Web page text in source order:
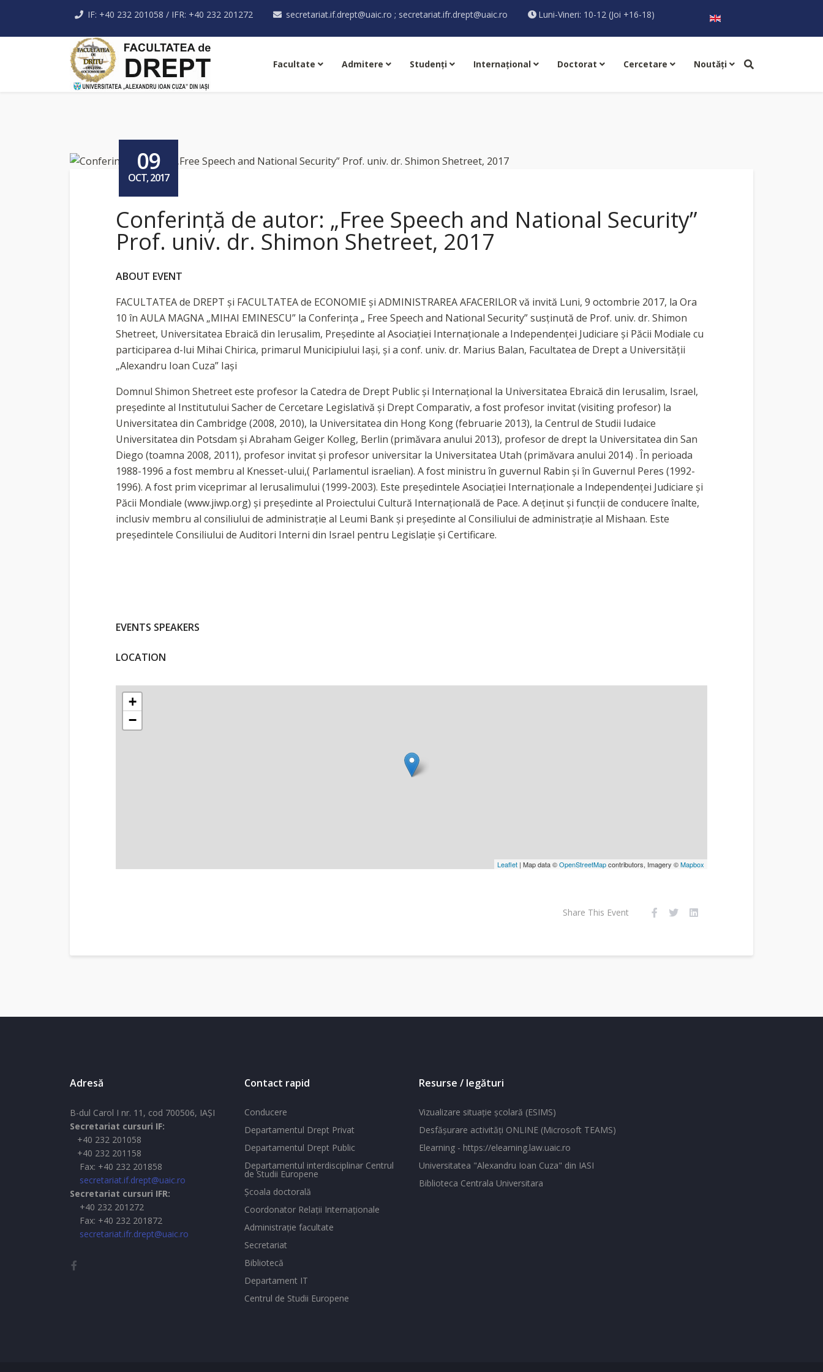
IF: +40 232 201058 / IFR: +40 232 201272 secretariat.if.drept@uaic.ro ; secretariat.ifr.drept@uaic.ro Luni-Vineri: 10-12 (Joi +16-18) Selectați limba dvs
Facultate Admitere Studenţi Internaţional Doctorat Cercetare Noutăţi
09
OCT, 2017
Conferință de autor: „Free Speech and National Security”
Prof. univ. dr. Shimon Shetreet, 2017
ABOUT EVENT
FACULTATEA de DREPT şi FACULTATEA de ECONOMIE şi ADMINISTRAREA AFACERILOR vă invită Luni, 9 octombrie 2017, la Ora
10 în AULA MAGNA „MIHAI EMINESCU” la Conferinţa „ Free Speech and National Security” susţinută de Prof. univ. dr. Shimon
Shetreet, Universitatea Ebraică din Ierusalim, Preşedinte al Asociaţiei Internaţionale a Independenţei Judiciare şi Păcii Modiale cu
participarea d-lui Mihai Chirica, primarul Municipiului Iaşi, şi a conf. univ. dr. Marius Balan, Facultatea de Drept a Universităţii
„Alexandru Ioan Cuza” Iaşi
Domnul Shimon Shetreet este profesor la Catedra de Drept Public şi Internaţional la Universitatea Ebraică din Ierusalim, Israel,
preşedinte al Institutului Sacher de Cercetare Legislativă şi Drept Comparativ, a fost profesor invitat (visiting profesor) la
Universitatea din Cambridge (2008, 2010), la Universitatea din Hong Kong (februarie 2013), la Centrul de Studii Iudaice
Universitatea din Potsdam şi Abraham Geiger Kolleg, Berlin (primăvara anului 2013), profesor de drept la Universitatea din San
Diego (toamna 2008, 2011), profesor invitat şi profesor universitar la Universitatea Utah (primăvara anului 2014) . În perioada
1988-1996 a fost membru al Knesset-ului,( Parlamentul israelian). A fost ministru în guvernul Rabin şi în Guvernul Peres (1992-
1996). A fost prim viceprimar al Ierusalimului (1999-2003). Este preşedintele Asociaţiei Internaţionale a Independenţei Judiciare şi
Păcii Mondiale (www.jiwp.org) şi preşedinte al Proiectului Cultură Internaţională de Pace. A deţinut şi funcţii de conducere înalte,
inclusiv membru al consiliului de administraţie al Leumi Bank şi preşedinte al Consiliului de administraţie al Mishaan. Este
preşedintele Consiliului de Auditori Interni din Israel pentru Legislaţie şi Certificare.
EVENTS SPEAKERS
LOCATION
+
−
Leaflet | Map data ©OpenStreetMapcontributors, Imagery ©Mapbox
Share This Event
Adresă
B-dul Carol I nr. 11, cod 700506, IAŞI
Secretariat cursuri IF:
+40 232 201058
+40 232 201158
Fax: +40 232 201858
secretariat.if.drept@uaic.ro
Secretariat cursuri IFR:
+40 232 201272
Fax: +40 232 201872
secretariat.ifr.drept@uaic.ro
Contact rapid
Conducere
Departamentul Drept Privat
Departamentul Drept Public
Departamentul interdisciplinar Centrul
de Studii Europene
Şcoala doctorală
Coordonator Relaţii Internaţionale
Administraţie facultate
Secretariat
Bibliotecă
Departament IT
Centrul de Studii Europene
Resurse / legături
Vizualizare situaţie şcolară (ESIMS)
Desfăşurare activităţi ONLINE (Microsoft TEAMS)
Elearning - https://elearning.law.uaic.ro
Universitatea "Alexandru Ioan Cuza" din IASI
Biblioteca Centrala Universitara